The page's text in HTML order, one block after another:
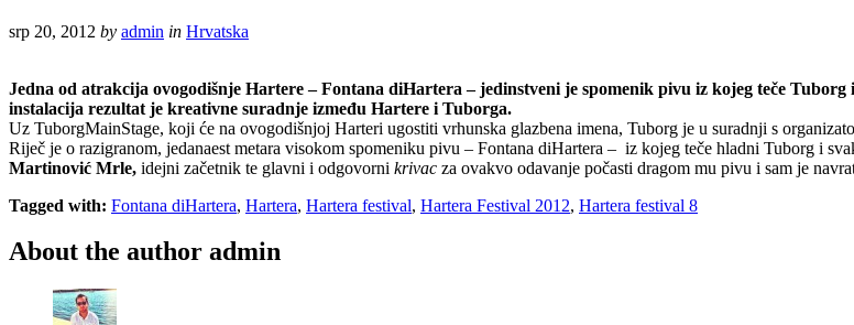
srp 20, 2012 by admin in Hrvatska
Jedna od atrakcija ovogodišnje Hartere – Fontana diHartera – jedinstveni je spomenik pivu iz kojeg teče Tuborg
instalacija rezultat je kreativne suradnje između Hartere i Tuborga.
Uz TuborgMainStage, koji će na ovogodišnjoj Harteri ugostiti vrhunska glazbena imena, Tuborg je u suradnji s
Riječ je o razigranom, jedanaest metara visokom spomeniku pivu – Fontana diHartera – iz kojeg teče hladni Tuborg i
Martinović Mrle, idejni začetnik te glavni i odgovorni krivac za ovakvo odavanje počasti dragom mu pivu i sam je
Tagged with: Fontana diHartera, Hartera, Hartera festival, Hartera Festival 2012, Hartera festival 8
About the author admin